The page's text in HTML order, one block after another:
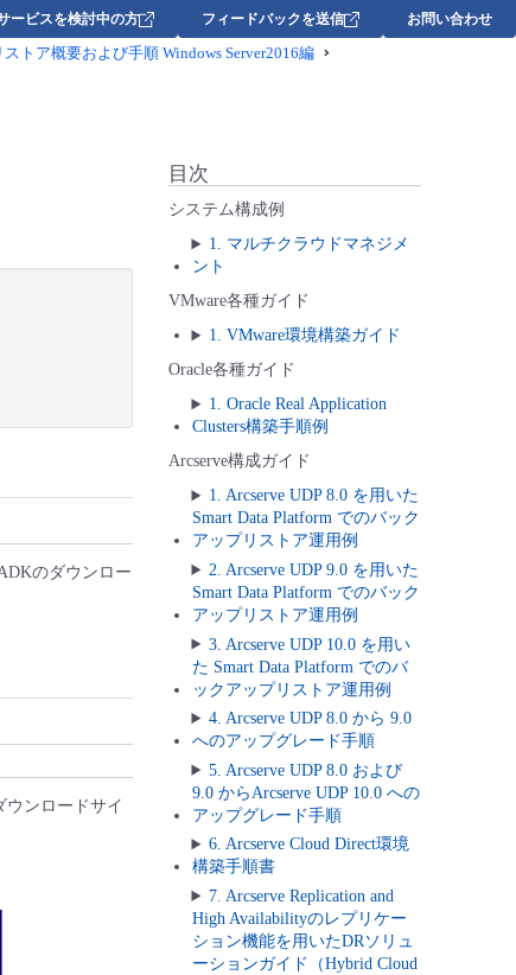
ービスを検討中の方 フィードバックを送信 お問い合わせ
トア概要および手順 Windows Server2016編
のダウンロー
ウンロードサイ
目次
システム構成例
1. マルチクラウドマネジメ
ント
VMware各種ガイド
1. VMware環境構築ガイド
Oracle各種ガイド
1. Oracle Real Application
Clusters構築手順例
Arcserve構成ガイド
1. Arcserve UDP 8.0 を用いた
Smart Data Platform でのバック
アップリストア運用例
2. Arcserve UDP 9.0 を用いた
Smart Data Platform でのバック
アップリストア運用例
3. Arcserve UDP 10.0 を用い
た Smart Data Platform でのバ
ックアップリストア運用例
4. Arcserve UDP 8.0 から 9.0
へのアップグレード手順
5. Arcserve UDP 8.0 および
9.0 からArcserve UDP 10.0 への
アップグレード手順
6. Arcserve Cloud Direct環境
構築手順書
7. Arcserve Replication and
High Availabilityのレプリケー
ション機能を用いたDRソリュ
ーションガイド（Hybrid Cloud